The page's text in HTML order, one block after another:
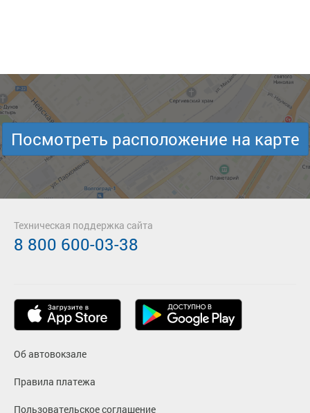
Посмотреть расположение на карте
Об автовокзале
Правила платежа
Пользовательское соглашение
Техническая поддержка сайта
8 800 600-03-38